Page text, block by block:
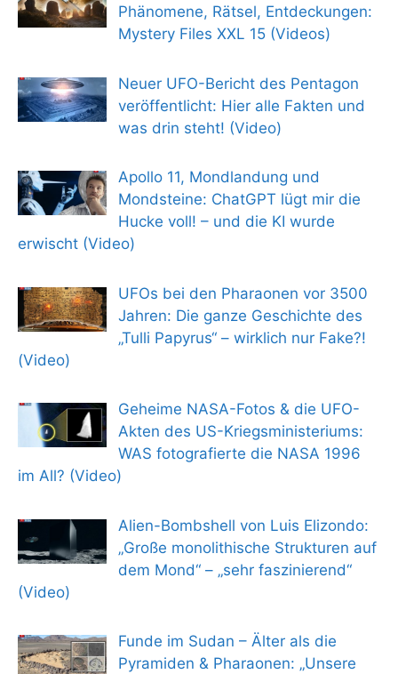
Phänomene, Rätsel, Entdeckungen:
Mystery Files XXL 15 (Videos)
Neuer UFO-Bericht des Pentagon
veröffentlicht: Hier alle Fakten und
was drin steht! (Video)
Apollo 11, Mondlandung und
Mondsteine: ChatGPT lügt mir die
Hucke voll! – und die KI wurde
erwischt (Video)
UFOs bei den Pharaonen vor 3500
Jahren: Die ganze Geschichte des
„Tulli Papyrus“ – wirklich nur Fake?!
(Video)
Geheime NASA-Fotos & die UFO-
Akten des US-Kriegsministeriums:
WAS fotografierte die NASA 1996
im All? (Video)
Alien-Bombshell von Luis Elizondo:
„Große monolithische Strukturen auf
dem Mond“ – „sehr faszinierend“
(Video)
Funde im Sudan – Älter als die
Pyramiden & Pharaonen: „Unsere